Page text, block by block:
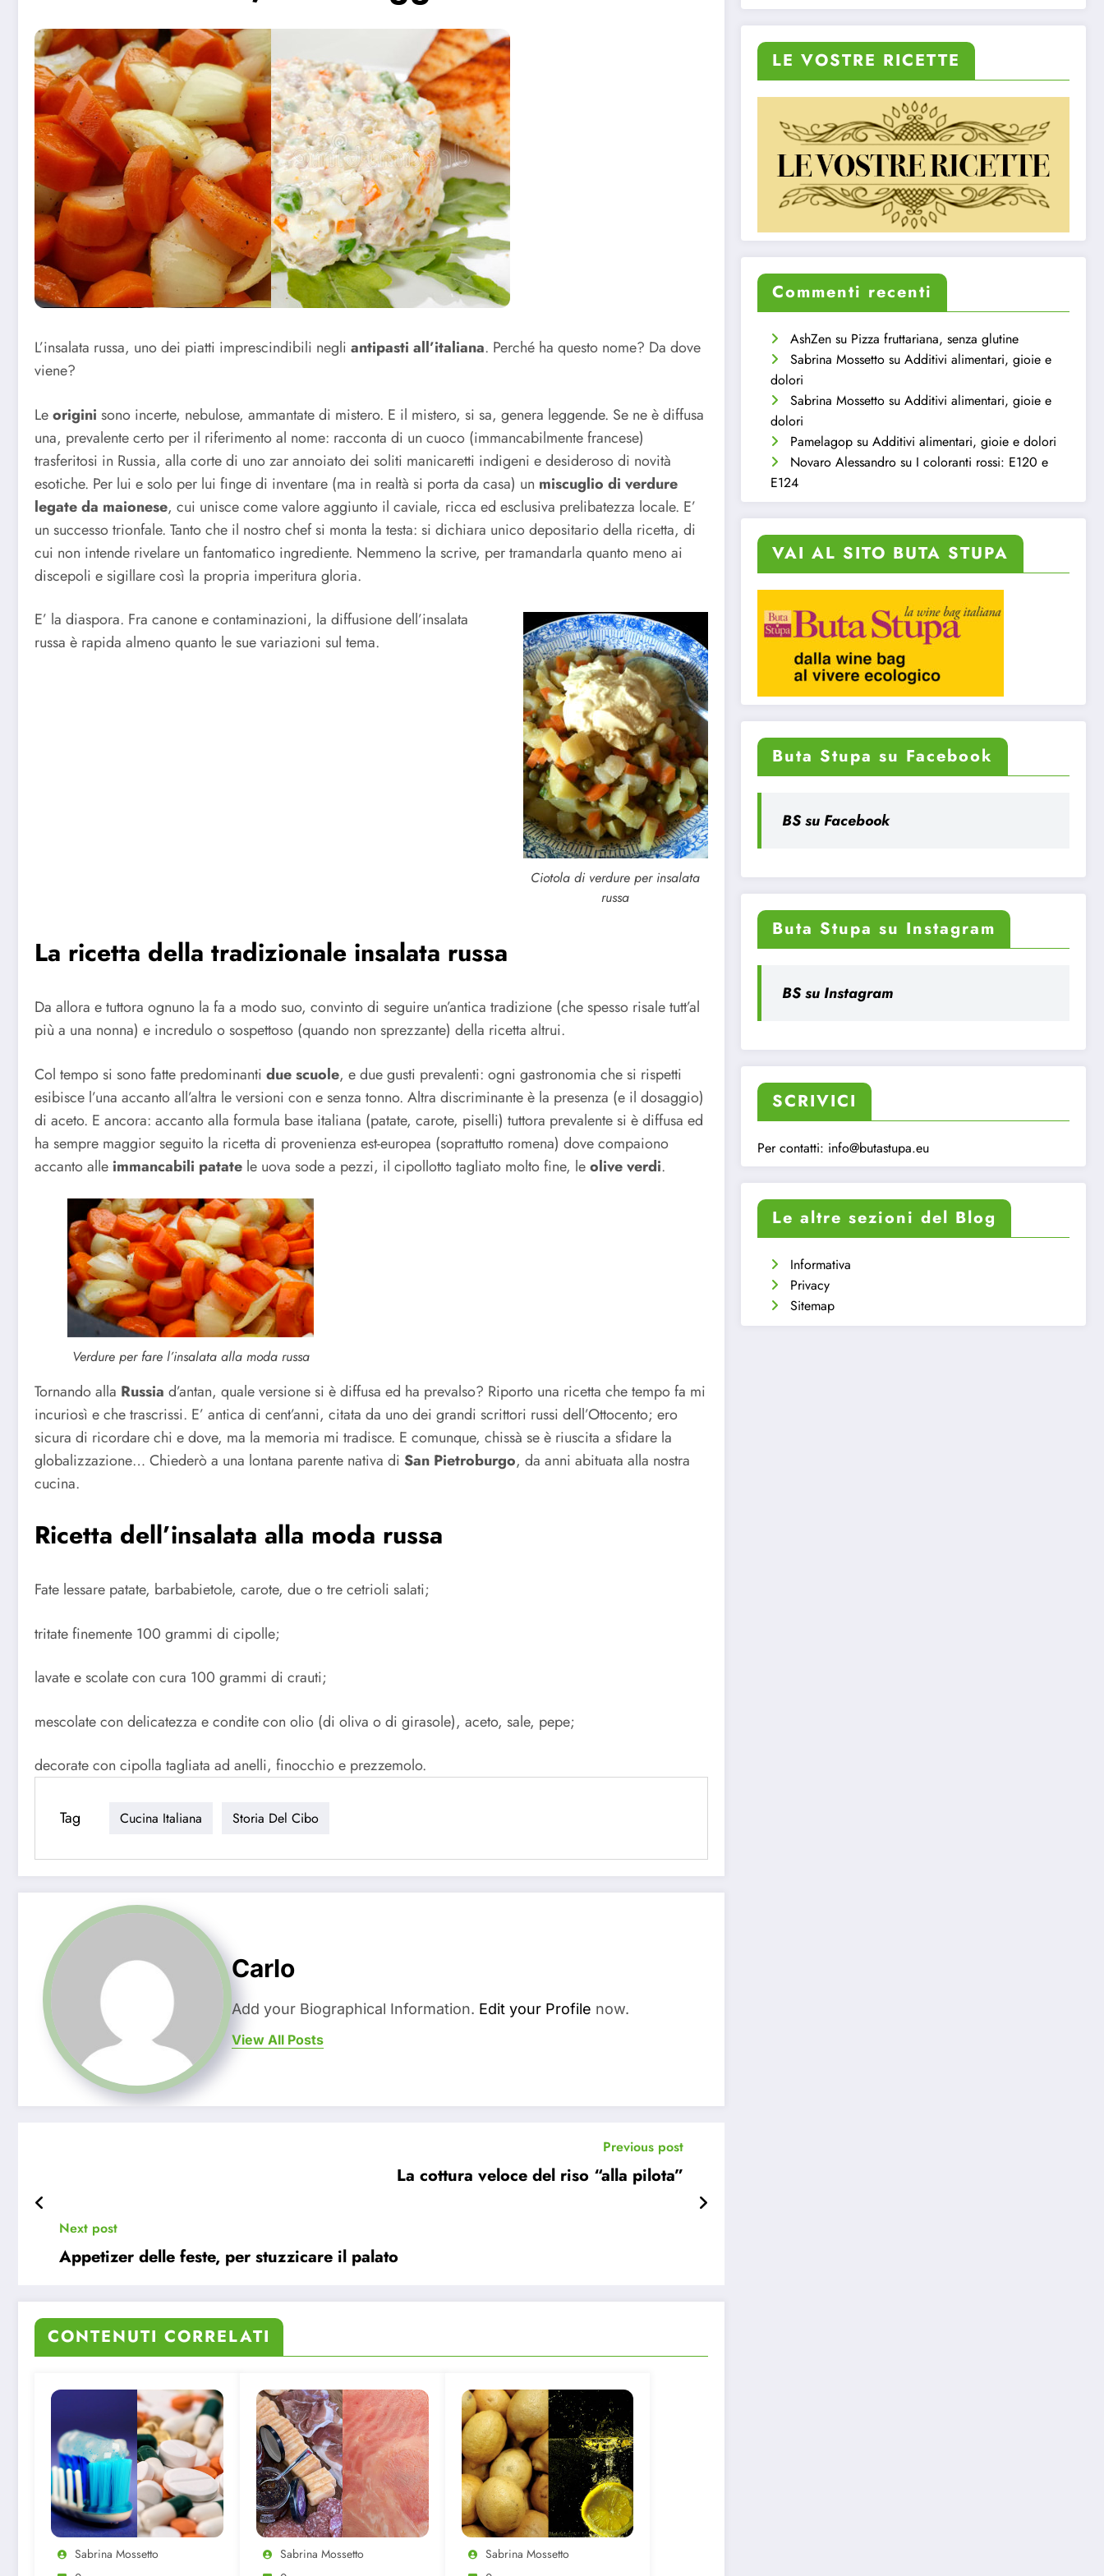
L’insalata russa, uno dei piatti imprescindibili negli antipasti all’italiana. Perché ha questo nome? Da dove
viene?
Leorigini sono incerte, nebulose, ammantate di mistero. E il mistero, si sa, genera leggende. Se ne è diffusa
una, prevalente certo per il riferimento al nome: racconta di un cuoco (immancabilmente francese)
trasferitosi in Russia, alla corte di uno zar annoiato dei soliti manicaretti indigeni e desideroso di novità
esotiche. Per lui e solo per lui finge di inventare (ma in realtà si porta da casa) un miscuglio di verdure
legate da maionese, cui unisce come valore aggiunto il caviale, ricca ed esclusiva prelibatezza locale. E’
un successo trionfale. Tanto che il nostro chef si monta la testa: si dichiara unico depositario della ricetta, di
cui non intende rivelare un fantomatico ingrediente. Nemmeno la scrive, per tramandarla quanto meno ai
discepoli e sigillare così la propria imperitura gloria.
Ciotola di verdure per insalata
russa
E’ la diaspora. Fra canone e contaminazioni, la diffusione dell’insalata
russa è rapida almeno quanto le sue variazioni sul tema.
La ricetta della tradizionale insalata russa
Da allora e tuttora ognuno la fa a modo suo, convinto di seguire un’antica tradizione (che spesso risale tutt’al
più a una nonna) e incredulo o sospettoso (quando non sprezzante) della ricetta altrui.
Col tempo si sono fatte predominanti due scuole, e due gusti prevalenti: ogni gastronomia che si rispetti
esibisce l’una accanto all’altra le versioni con e senza tonno. Altra discriminante è la presenza (e il dosaggio)
di aceto. E ancora: accanto alla formula base italiana (patate, carote, piselli) tuttora prevalente si è diffusa ed
ha sempre maggior seguito la ricetta di provenienza est-europea (soprattutto romena) dove compaiono
accanto alle immancabili patate le uova sode a pezzi, il cipollotto tagliato molto fine, leolive verdi.
Verdure per fare l’insalata alla moda russa
Tornando alla Russia d’antan, quale versione si è diffusa ed ha prevalso? Riporto una ricetta che tempo fa mi
incuriosì e che trascrissi. E’ antica di cent’anni, citata da uno dei grandi scrittori russi dell’Ottocento; ero
sicura di ricordare chi e dove, ma la memoria mi tradisce. E comunque, chissà se è riuscita a sfidare la
globalizzazione… Chiederò a una lontana parente nativa di San Pietroburgo, da anni abituata alla nostra
cucina.
Ricetta dell’insalata alla moda russa
Fate lessare patate, barbabietole, carote, due o tre cetrioli salati;
tritate finemente 100 grammi di cipolle;
lavate e scolate con cura 100 grammi di crauti;
mescolate con delicatezza e condite con olio (di oliva o di girasole), aceto, sale, pepe;
decorate con cipolla tagliata ad anelli, finocchio e prezzemolo.
Tag Cucina Italiana Storia Del Cibo
Carlo
Add your Biographical Information. Edit your Profile now.
View All Posts
Previous post
La cottura veloce del riso “alla pilota”
Next post
Appetizer delle feste, per stuzzicare il palato
CONTENUTI CORRELATI
Sabrina Mossetto
Sabrina Mossetto
Sabrina Mossetto
LE VOSTRE RICETTE
Commenti recenti
AshZen su Pizza fruttariana, senza glutine
Sabrina Mossetto suAdditivi alimentari, gioie e
dolori
Sabrina Mossetto suAdditivi alimentari, gioie e
dolori
Pamelagop suAdditivi alimentari, gioie e dolori
Novaro Alessandro su I coloranti rossi: E120 e
E124
VAI AL SITO BUTA STUPA
Buta Stupa su Facebook
BS su Facebook
Buta Stupa su Instagram
BS su Instagram
SCRIVICI
Per contatti: info@butastupa.eu
Le altre sezioni del Blog
Informativa
Privacy
Sitemap